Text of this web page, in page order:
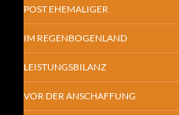
POST EHEMALIGER
IM REGENBOGENLAND
LEISTUNGSBILANZ
VOR DER ANSCHAFFUNG